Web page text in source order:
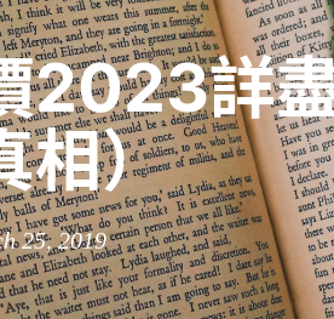
2023詳
相）
25, 2019